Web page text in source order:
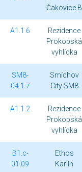
Čakovice B
A1.1.6
Rezidence
Prokopská
vyhlídka
SM8-
04.1.7
Smíchov
City SM8
A1.1.2
Rezidence
Prokopská
vyhlídka
B1.c-
01.09
Ethos
Karlín